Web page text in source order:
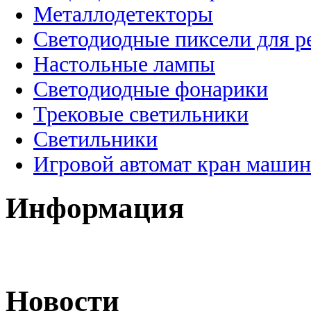
Металлодетекторы
Светодиодные пиксели для
Настольные лампы
Светодиодные фонарики
Трековые светильники
Светильники
Игровой автомат кран
Информация
Новости